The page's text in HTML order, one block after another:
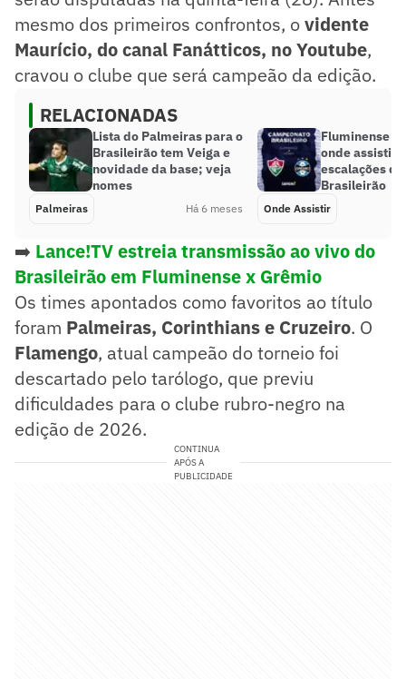
mesmo dos primeiros confrontos, ovidente
Maurício, do canal Fanátticos, no Youtube,
cravou o clube que será campeão da edição.
RELACIONADAS
Lista do Palmeiras para o
Brasileirão tem Veiga e
novidade da base; veja
nomes
Palmeiras Há 6 meses
Fluminense x
onde assistir
escalações
Brasileirão
Onde Assistir
➡️ Lance!TV estreia transmissão ao vivo do
Brasileirão em Fluminense x Grêmio
Os times apontados como favoritos ao título
foram Palmeiras, Corinthians e Cruzeiro. O
Flamengo, atual campeão do torneio foi
descartado pelo tarólogo, que previu
dificuldades para o clube rubro-negro na
edição de 2026.
CONTINUA
APÓS A
PUBLICIDADE